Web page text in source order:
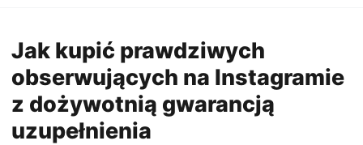
Jak kupić prawdziwych
obserwujących na Instagramie
z dożywotnią gwarancją
uzupełnienia